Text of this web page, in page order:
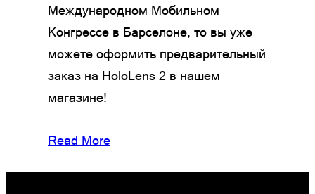
Международном Мобильном
Конгрессе в Барселоне, то вы уже
можете оформить предварительный
заказ на HoloLens 2 в нашем
магазине!
Read More